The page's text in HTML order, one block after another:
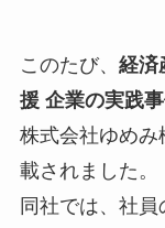
このたび、 経済
援 企業の実践
株式会社ゆめみ
載されました。
同社では、社